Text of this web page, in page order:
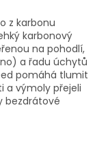
z karbonu
karbonový
na pohodlí,
a řadu úchytů
pomáhá tlumit
a výmoly přejeli
bezdrátové